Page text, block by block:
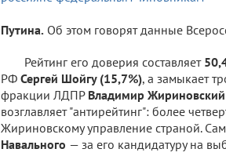
Путина. Об этом говорят данные
Рейтинг его доверия составляет
РФ Сергей Шойгу (15,7%), а замыкает
фракции ЛДПР Владимир
возглавляет "антирейтинг": более
Жириновскому управление страной.
Навального — за его кандидатуру на